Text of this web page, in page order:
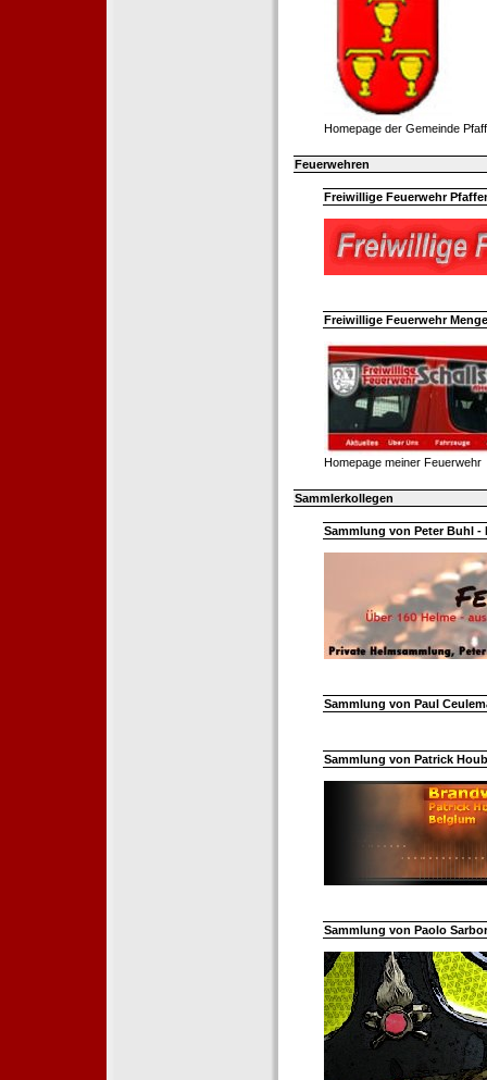
Homepage der Gemeinde
Feuerwehren
Freiwillige Feuerwehr
Freiwillige Feuerwehr
Homepage meiner Feuerwehr
Sammlerkollegen
Sammlung von Peter Buhl -
Sammlung von Paul
Sammlung von Patrick
Sammlung von Paolo